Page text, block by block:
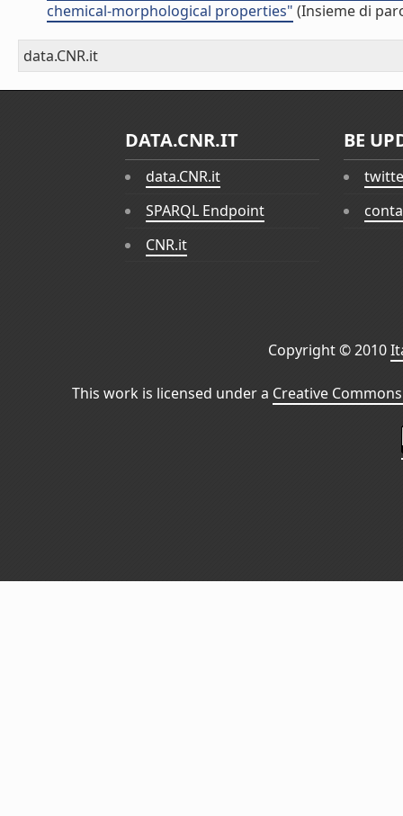
chemical-morphological properties" (Insieme di
data.CNR.it
DATA.CNR.IT
data.CNR.it
SPARQL Endpoint
CNR.it
BE
Copyright © 2010
This work is licensed under a Creative